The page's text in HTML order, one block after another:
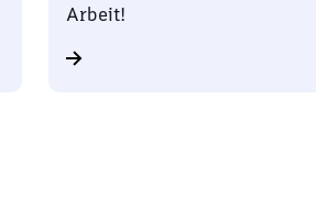
Arbeit!